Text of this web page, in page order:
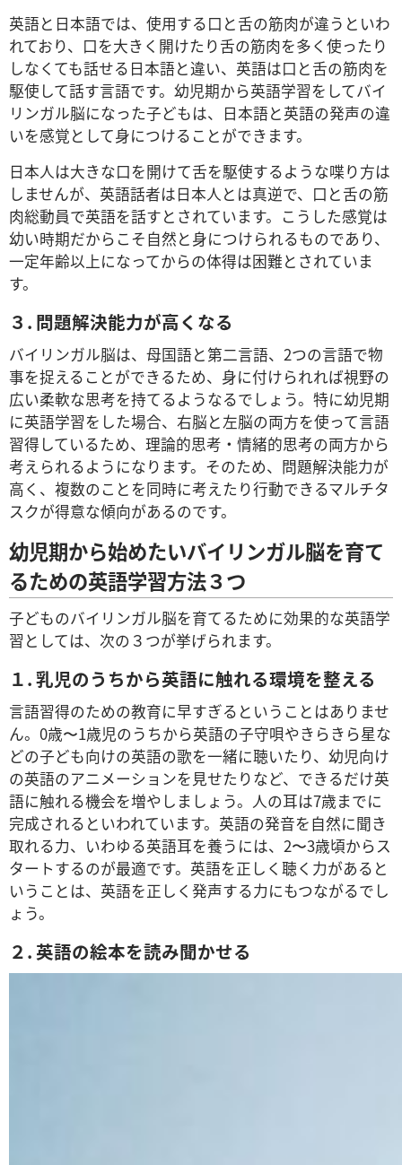
英語と日本語では、使用する口と舌の筋肉が違うといわ
れており、口を大きく開けたり舌の筋肉を多く使ったり
しなくても話せる日本語と違い、英語は口と舌の筋肉を
駆使して話す言語です。幼児期から英語学習をしてバイ
リンガル脳になった子どもは、日本語と英語の発声の違
いを感覚として身につけることができます。
日本人は大きな口を開けて舌を駆使するような喋り方は
しませんが、英語話者は日本人とは真逆で、口と舌の筋
肉総動員で英語を話すとされています。こうした感覚は
幼い時期だからこそ自然と身につけられるものであり、
一定年齢以上になってからの体得は困難とされていま
す。
３. 問題解決能力が高くなる
バイリンガル脳は、母国語と第二言語、2つの言語で物
事を捉えることができるため、身に付けられれば視野の
広い柔軟な思考を持てるようなるでしょう。特に幼児期
に英語学習をした場合、右脳と左脳の両方を使って言語
習得しているため、理論的思考・情緒的思考の両方から
考えられるようになります。そのため、問題解決能力が
高く、複数のことを同時に考えたり行動できるマルチタ
スクが得意な傾向があるのです。
幼児期から始めたいバイリンガル脳を育て
るための英語学習方法３つ
子どものバイリンガル脳を育てるために効果的な英語学
習としては、次の３つが挙げられます。
１. 乳児のうちから英語に触れる環境を整える
言語習得のための教育に早すぎるということはありませ
ん。0歳〜1歳児のうちから英語の子守唄やきらきら星な
どの子ども向けの英語の歌を一緒に聴いたり、幼児向け
の英語のアニメーションを見せたりなど、できるだけ英
語に触れる機会を増やしましょう。人の耳は7歳までに
完成されるといわれています。英語の発音を自然に聞き
取れる力、いわゆる英語耳を養うには、2〜3歳頃からス
タートするのが最適です。英語を正しく聴く力があると
いうことは、英語を正しく発声する力にもつながるでし
ょう。
２. 英語の絵本を読み聞かせる